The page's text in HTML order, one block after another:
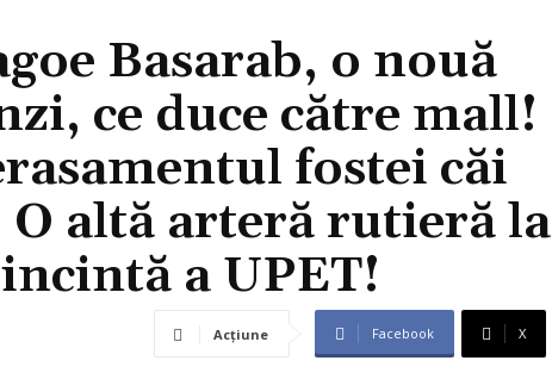
Basarab, o nouă
ce duce către mall!
fostei căi
altă arteră rutieră la
a UPET!
Acțiune Facebook X